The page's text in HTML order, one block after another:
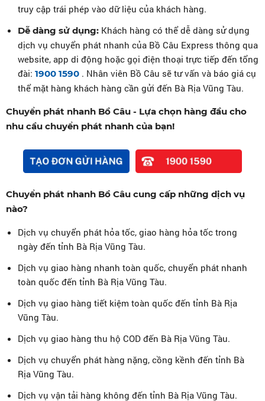
truy cập trái phép vào dữ liệu của khách hàng.
Dễ dàng sử dụng: Khách hàng có thể dễ dàng sử dụng
dịch vụ chuyển phát nhanh của Bồ Câu Express thông qua
website, app di động hoặc gọi điện thoại trực tiếp đến tổng
đài: 1900 1590 . Nhân viên Bồ Câu sẽ tư vấn và báo giá cụ
thể mặt hàng khách hàng cần gửi đến Bà Rịa Vũng Tàu.
Chuyển phát nhanh Bồ Câu - Lựa chọn hàng đầu cho
nhu cầu chuyển phát nhanh của bạn!
Chuyển phát nhanh Bồ Câu cung cấp những dịch vụ
nào?
Dịch vụ chuyển phát hỏa tốc, giao hàng hỏa tốc trong
ngày đến tỉnh Bà Rịa Vũng Tàu.
Dịch vụ giao hàng nhanh toàn quốc, chuyển phát nhanh
toàn quốc đến tỉnh Bà Rịa Vũng Tàu.
Dịch vụ giao hàng tiết kiệm toàn quốc đến tỉnh Bà Rịa
Vũng Tàu.
Dịch vụ giao hàng thu hộ COD đến Bà Rịa Vũng Tàu.
Dịch vụ chuyển phát hàng nặng, cồng kềnh đến tỉnh Bà
Rịa Vũng Tàu.
Dịch vụ vận tải hàng không đến tỉnh Bà Rịa Vũng Tàu.